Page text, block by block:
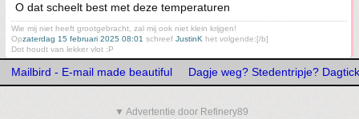
O dat scheelt best met deze temperaturen
Wie mij niet heeft grootgebracht, zal mij ook niet klein krijgen!
Opzaterdag 15 februari 2025 08:01 schreef JustinK het volgende:[/b]
Dot houdt van lekker vlot :P
Mailbird - E-mail made beautiful Dagje weg? Stedentripje?
▼ Advertentie door Refinery89